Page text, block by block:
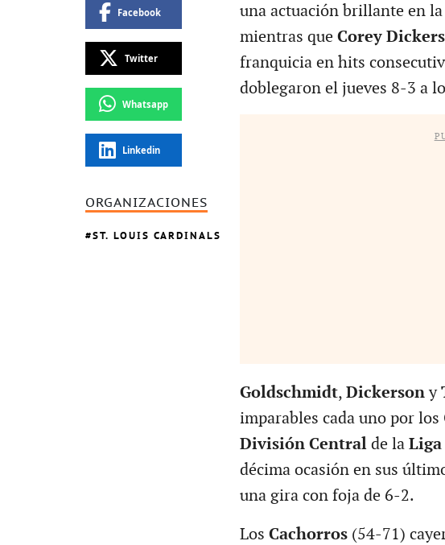
Facebook
Twitter
Whatsapp
Linkedin
ORGANIZACIONES
ST. LOUIS CARDINALS
una actuación brillante en
mientras que Corey
franquicia en hits
doblegaron el jueves 8-3 a
Goldschmidt, Dickersony
imparables cada uno por
División Centralde la
décima ocasión en sus
una gira con foja de 6-2.
Los Cachorros (54-71)